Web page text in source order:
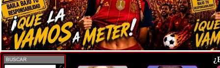
BUSCAR